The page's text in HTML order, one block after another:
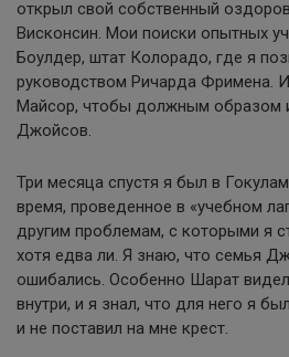
открыл свой собственный
Висконсин. Мои поиски опытных
Боулдер, штат Колорадо, где я
руководством Ричарда Фримена.
Майсор, чтобы должным образом
Джойсов.
Три месяца спустя я был в
время, проведенное в «учебном
другим проблемам, с которыми я
хотя едва ли. Я знаю, что семья
ошибались. Особенно Шарат
внутри, и я знал, что для него я
и не поставил на мне крест.